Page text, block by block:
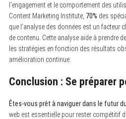
l’engagement et le comportement des
Content Marketing Institute, 70% des
que l’analyse des données est un facteur
de contenu. Cette analyse aide à prendre
les stratégies en fonction des résultats
amélioration continue.
Conclusion : Se préparer
Êtes-vous prêt à naviguer dans le futur
web est essentielle pour rester compétitif